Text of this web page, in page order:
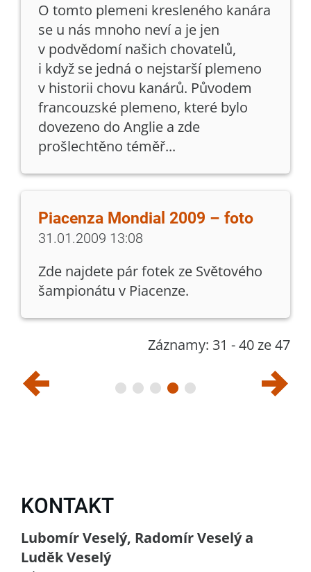
O tomto plemeni kresleného kanára
se u nás mnoho neví a je jen
v podvědomí našich chovatelů,
i když se jedná o nejstarší plemeno
v historii chovu kanárů. Původem
francouzské plemeno, které bylo
dovezeno do Anglie a zde
prošlechtěno téměř...
Piacenza Mondial 2009 – foto
31.01.2009 13:08
Zde najdete pár fotek ze Světového
šampionátu v Piacenze.
Záznamy: 31 - 40 ze 47
KONTAKT
Lubomír Veselý, Radomír Veselý a
Luděk Veselý